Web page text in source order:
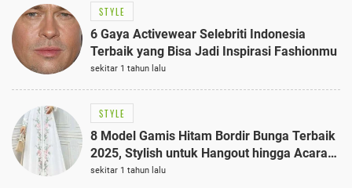
STYLE
6 Gaya Activewear Selebriti Indonesia
Terbaik yang Bisa Jadi Inspirasi Fashionmu
sekitar 1 tahun lalu
STYLE
8 Model Gamis Hitam Bordir Bunga Terbaik
2025, Stylish untuk Hangout hingga Acara
Semi-Formal
sekitar 1 tahun lalu